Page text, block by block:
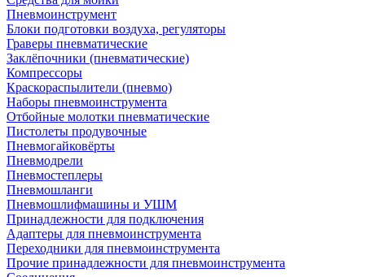
Пневмоинструмент
Блоки подготовки воздуха, регуляторы
Граверы пневматические
Заклёпочники (пневматические)
Компрессоры
Краскораспылители (пневмо)
Наборы пневмоинструмента
Отбойные молотки пневматические
Пистолеты продувочные
Пневмогайковёрты
Пневмодрели
Пневмостеплеры
Пневмошланги
Пневмошлифмашины и УШМ
Принадлежности для подключения
Адаптеры для пневмоинструмента
Переходники для пневмоинструмента
Прочие принадлежности для пневмоинструмента